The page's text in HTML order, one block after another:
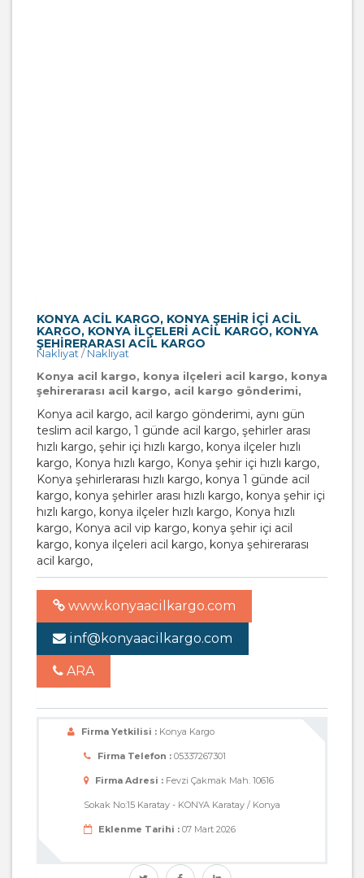
KONYA ACIL KARGO, KONYA ŞEHIR IÇI ACIL
KARGO, KONYA ILÇELERI ACIL KARGO, KONYA
ŞEHIRERARASI ACIL KARGO
Nakliyat /Nakliyat
Konya acil kargo, konya ilçeleri acil kargo, konya
şehirerarası acil kargo, acil kargo gönderimi,
Konya acil kargo, acil kargo gönderimi, aynı gün
teslim acil kargo, 1 günde acil kargo, şehirler arası
hızlı kargo, şehir içi hızlı kargo, konya ilçeler hızlı
kargo, Konya hızlı kargo, Konya şehir içi hızlı kargo,
Konya şehirlerarası hızlı kargo, konya 1 günde acil
kargo, konya şehirler arası hızlı kargo, konya şehir içi
hızlı kargo, konya ilçeler hızlı kargo, Konya hızlı
kargo, Konya acil vip kargo, konya şehir içi acil
kargo, konya ilçeleri acil kargo, konya şehirerarası
acil kargo,
www.konyaacilkargo.com
inf@konyaacilkargo.com
ARA
Firma Yetkilisi : Konya Kargo
Firma Telefon : 05337267301
Firma Adresi : Fevzi Çakmak Mah. 10616
Sokak No:15 Karatay - KONYA Karatay / Konya
Eklenme Tarihi : 07 Mart 2026